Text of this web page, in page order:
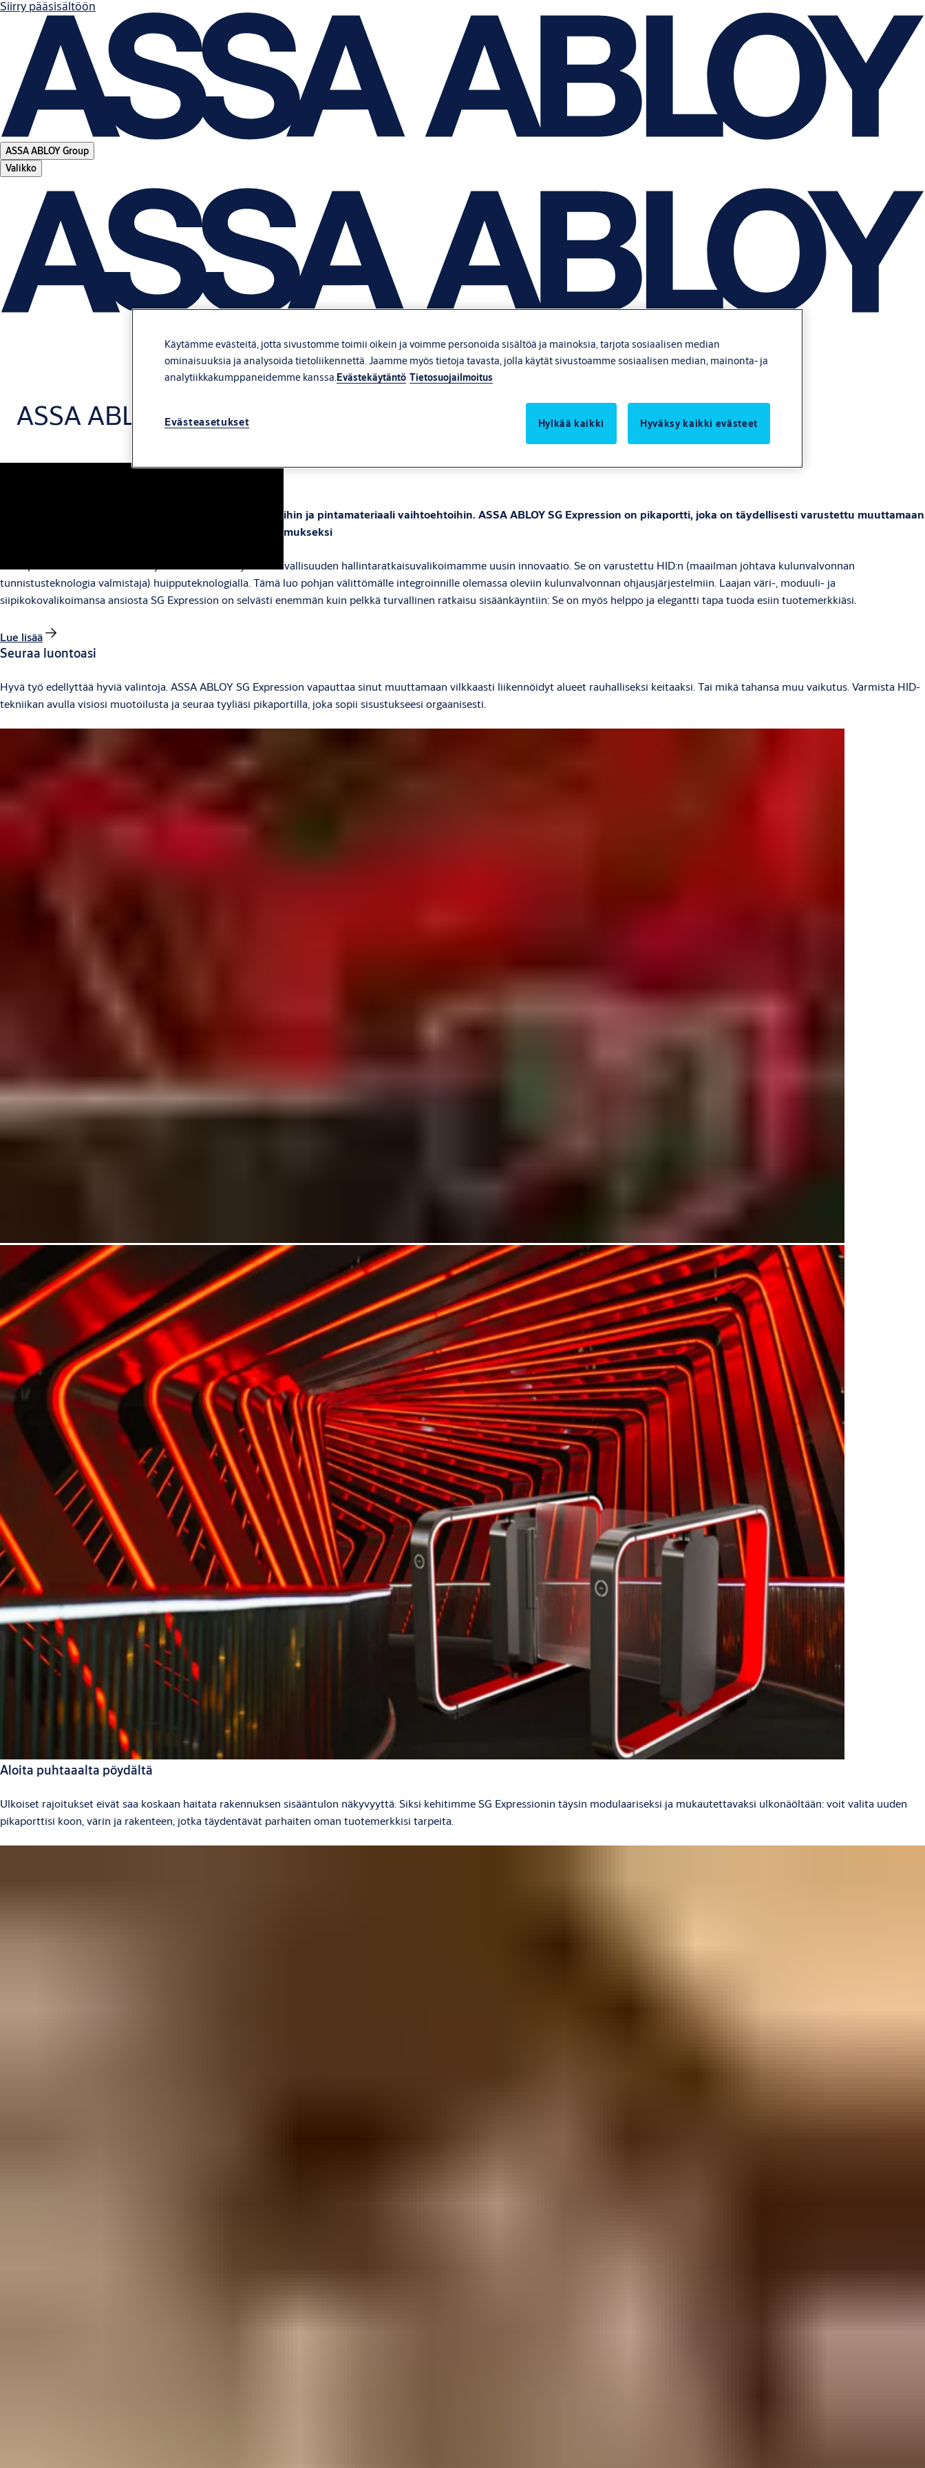
Siirry pääsisältöön
ASSA ABLOY Group
Valikko
ASSA ABLOY SG Expression Moving by design: Pikaportti avaroihin tiloihin
Rohkea on kaunista
Modulaarisesta kaarevasta muotoilustaan useisiin väreihin ja pintamateriaali vaihtoehtoihin. ASSA ABLOY SG Expression on pikaportti, joka on täydellisesti varustettu muuttamaan
yksinkertainen toiminnalisuus inspiroivaksi käyttökokemukseksi
SG Expression on markkinoiden johtavan sisäänkäynnin turvallisuuden hallintaratkaisuvalikoimamme uusin innovaatio. Se on varustettu HID:n (maailman johtava kulunvalvonnan
tunnistusteknologia valmistaja) huipputeknologialla. Tämä luo pohjan välittömälle integroinnille olemassa oleviin kulunvalvonnan ohjausjärjestelmiin. Laajan väri-, moduuli- ja
siipikokovalikoimansa ansiosta SG Expression on selvästi enemmän kuin pelkkä turvallinen ratkaisu sisäänkäyntiin: Se on myös helppo ja elegantti tapa tuoda esiin tuotemerkkiäsi.
Lue lisää
Seuraa luontoasi
Hyvä työ edellyttää hyviä valintoja. ASSA ABLOY SG Expression vapauttaa sinut muuttamaan vilkkaasti liikennöidyt alueet rauhalliseksi keitaaksi. Tai mikä tahansa muu vaikutus. Varmista HID-
tekniikan avulla visiosi muotoilusta ja seuraa tyyliäsi pikaportilla, joka sopii sisustukseesi orgaanisesti.
Aloita puhtaaalta pöydältä
Ulkoiset rajoitukset eivät saa koskaan haitata rakennuksen sisääntulon näkyvyyttä. Siksi kehitimme SG Expressionin täysin modulaariseksi ja mukautettavaksi ulkonäöltään: voit valita uuden
pikaporttisi koon, värin ja rakenteen, jotka täydentävät parhaiten oman tuotemerkkisi tarpeita.
Käytämme evästeitä, jotta sivustomme toimii oikein ja voimme personoida sisältöä ja mainoksia, tarjota sosiaalisen median
ominaisuuksia ja analysoida tietoliikennettä. Jaamme myös tietoja tavasta, jolla käytät sivustoamme sosiaalisen median, mainonta- ja
analytiikkakumppaneidemme kanssa.Evästekäytäntö Tietosuojailmoitus
Evästeasetukset Hylkää kaikki Hyväksy kaikki evästeet